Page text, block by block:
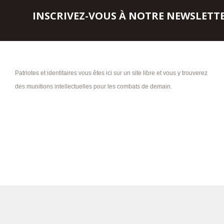
INSCRIVEZ-VOUS À NOTRE
Patriotes et identitaires vous êtes ici sur un site libre et vous y trouverez
des munitions intellectuelles pour les combats de demain.